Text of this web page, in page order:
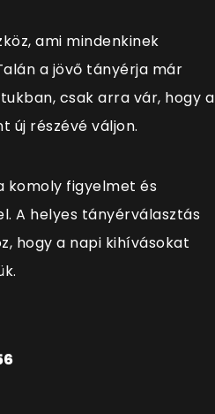
ami mindenkinek
a jövő tányérja már
csak arra vár, hogy a
új részévé váljon.
komoly figyelmet és
A helyes tányérválasztás
hogy a napi kihívásokat